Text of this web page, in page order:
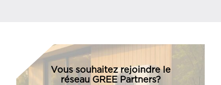
Vous souhaitez rejoindre le
réseau GREE Partners?